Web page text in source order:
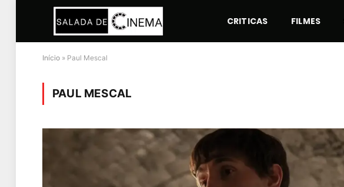
CRITICAS FILMES
Início » Paul Mescal
PAUL MESCAL